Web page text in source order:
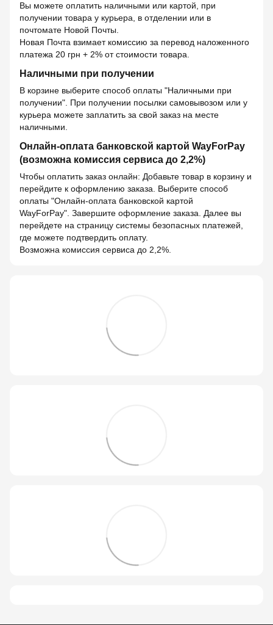
Вы можете оплатить наличными или картой, при
получении товара у курьера, в отделении или в
почтомате Новой Почты.
Новая Почта взимает комиссию за перевод наложенного
платежа 20 грн + 2% от стоимости товара.
Наличными при получении
В корзине выберите способ оплаты "Наличными при
получении". При получении посылки самовывозом или у
курьера можете заплатить за свой заказ на месте
наличными.
Онлайн-оплата банковской картой WayForPay
(возможна комиссия сервиса до 2,2%)
Чтобы оплатить заказ онлайн: Добавьте товар в корзину и
перейдите к оформлению заказа. Выберите способ
оплаты "Онлайн-оплата банковской картой
WayForPay". Завершите оформление заказа. Далее вы
перейдете на страницу системы безопасных платежей,
где можете подтвердить оплату.
Возможна комиссия сервиса до 2,2%.